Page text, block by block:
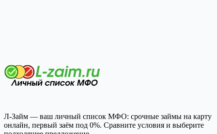
Л-Займ — ваш личный список МФО: срочные займы на карту
онлайн, первый заём под 0%. Сравните условия и выберите